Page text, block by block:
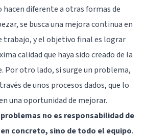
diferente a otras formas de
se busca una mejora continua en
trabajo, y el objetivo final es lograr
calidad que haya sido creado de la
Por otro lado, si surge un problema,
de unos procesos dados, que lo
una oportunidad de mejorar.
no es responsabilidad de
concreto, sino de todo el equipo.